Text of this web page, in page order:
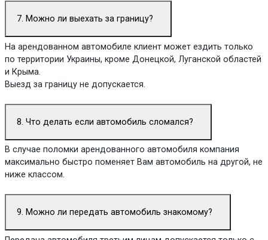
7. Можно ли выехать за границу?
На арендованном автомобиле клиент может ездить только
по территории Украины, кроме Донецкой, Луганской областей
и Крыма.
Выезд за границу не допускается.
8. Что делать если автомобиль сломался?
В случае поломки арендованного автомобиля компания
максимально быстро поменяет Вам автомобиль на другой, не
ниже классом.
9. Можно ли передать автомобиль знакомому?